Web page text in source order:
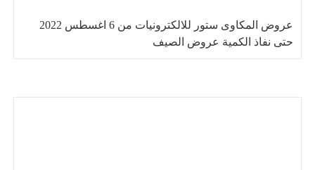
عروض المكاوى ستور للالكترونيات من 6 اغسطس 2022
حتى نفاذ الكمية عروض الصيف